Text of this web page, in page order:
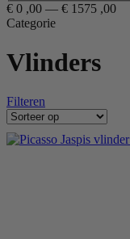
€ 0 ,00 — € 1575 ,00
Categorie
Vlinders
Filteren